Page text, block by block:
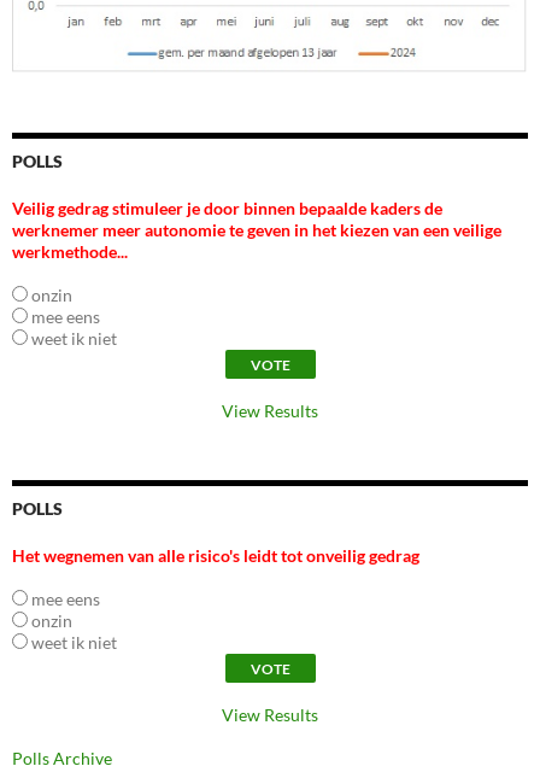
POLLS
Veilig gedrag stimuleer je door binnen bepaalde kaders de
werknemer meer autonomie te geven in het kiezen van een veilige
werkmethode...
onzin
mee eens
weet ik niet
View Results
POLLS
Het wegnemen van alle risico's leidt tot onveilig gedrag
mee eens
onzin
weet ik niet
View Results
Polls Archive